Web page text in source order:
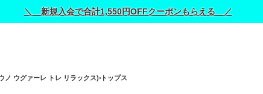
＼ 新規入会で合計1,550円OFFクーポンもらえる ／
ノ ウグァーレ トレ リラックス) トップス